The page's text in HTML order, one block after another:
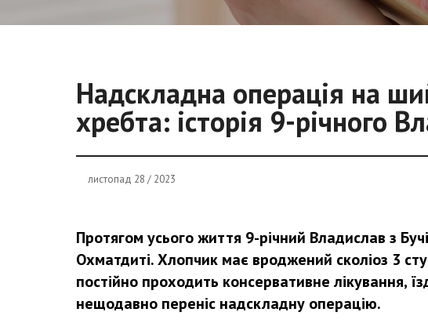
Надскладна операція на
хребта: історія 9-річного
листопад 28 / 2023
Протягом усього життя 9-річний Владислав з
Охматдиті. Хлопчик має вроджений сколіоз 3
постійно проходить консервативне лікування,
нещодавно переніс надскладну операцію.